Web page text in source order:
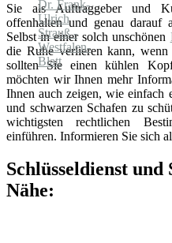
Sie als Auftraggeber und
offenhalten und genau darauf
Selbst in einer solch unschönen
die Ruhe verlieren kann, wenn
sollten Sie einen kühlen
möchten wir Ihnen mehr
Ihnen auch zeigen, wie einfach
und schwarzen Schafen zu
wichtigsten rechtlichen
einführen. Informieren Sie sich
Schlüsseldienst
Nähe: